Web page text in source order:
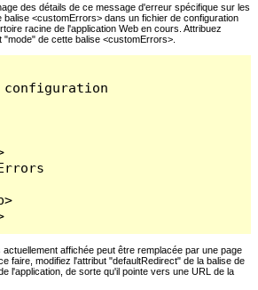
des détails de ce message d'erreur spécifique sur les
<customErrors> dans un fichier de configuration
racine de l'application Web en cours. Attribuez
de cette balise <customErrors>.
affichée peut être remplacée par une page
faire, modifiez l'attribut "defaultRedirect" de la balise de
l'application, de sorte qu'il pointe vers une URL de la